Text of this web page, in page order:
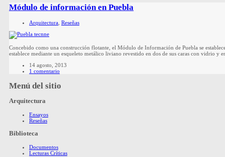
Módulo de información en Puebla
Arquitectura Reseñas
Concebido como una construcción flotante, el Módulo de Información de Puebla se
establece mediante un esqueleto metálico liviano revestido en dos de sus caras con vidrio y
14 agosto, 2013
1 comentario
Menú del sitio
Arquitectura
Ensayos
Reseñas
Biblioteca
Documentos
Lecturas Críticas